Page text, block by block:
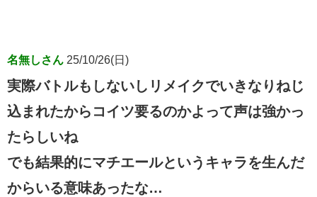
名無しさん 25/10/26(日)
実際バトルもしないしリメイクでいきなりねじ
込まれたからコイツ要るのかよって声は強かっ
たらしいね
でも結果的にマチエールというキャラを生んだ
からいる意味あったな…